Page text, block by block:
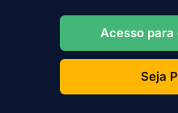
Acesso
Seja